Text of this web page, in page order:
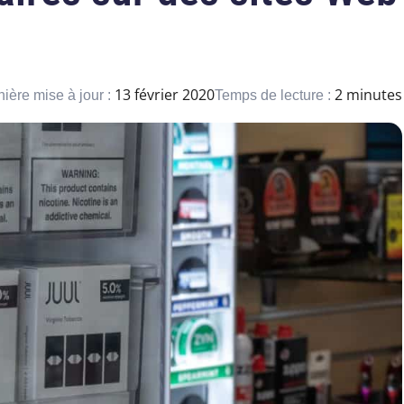
mise à jour : 13 février 2020Temps de lecture : 2 minutes